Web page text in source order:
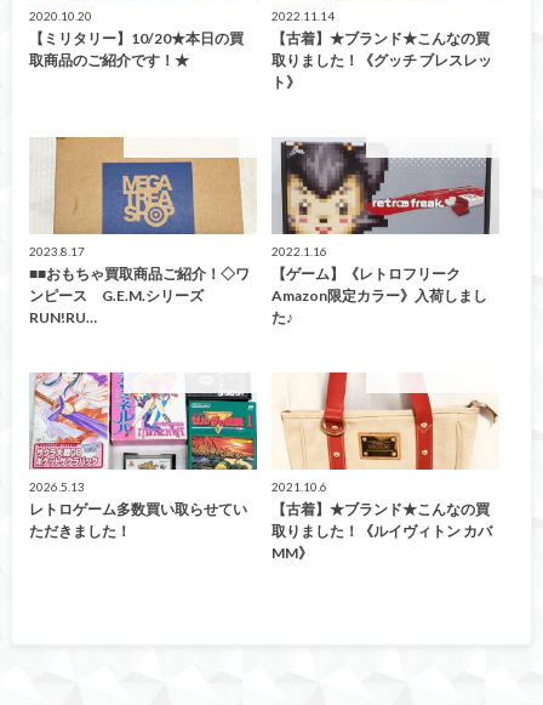
2020.10.20
【ミリタリー】10/20★本日の買
取商品のご紹介です！★
2022.11.14
【古着】★ブランド★こんなの買
取りました！《グッチ ブレスレッ
ト》
2023.8.17
■■おもちゃ買取商品ご紹介！◇ワ
ンピース G.E.M.シリーズ
RUN!RU…
2022.1.16
【ゲーム】《レトロフリーク
Amazon限定カラー》入荷しまし
た♪
2026.5.13
レトロゲーム多数買い取らせてい
ただきました！
2021.10.6
【古着】★ブランド★こんなの買
取りました！《ルイヴィトン カバ
MM》